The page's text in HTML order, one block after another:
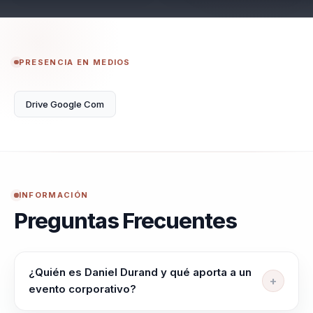
PRESENCIA EN MEDIOS
Drive Google Com
INFORMACIÓN
Preguntas Frecuentes
¿Quién es Daniel Durand y qué aporta a un
evento corporativo?